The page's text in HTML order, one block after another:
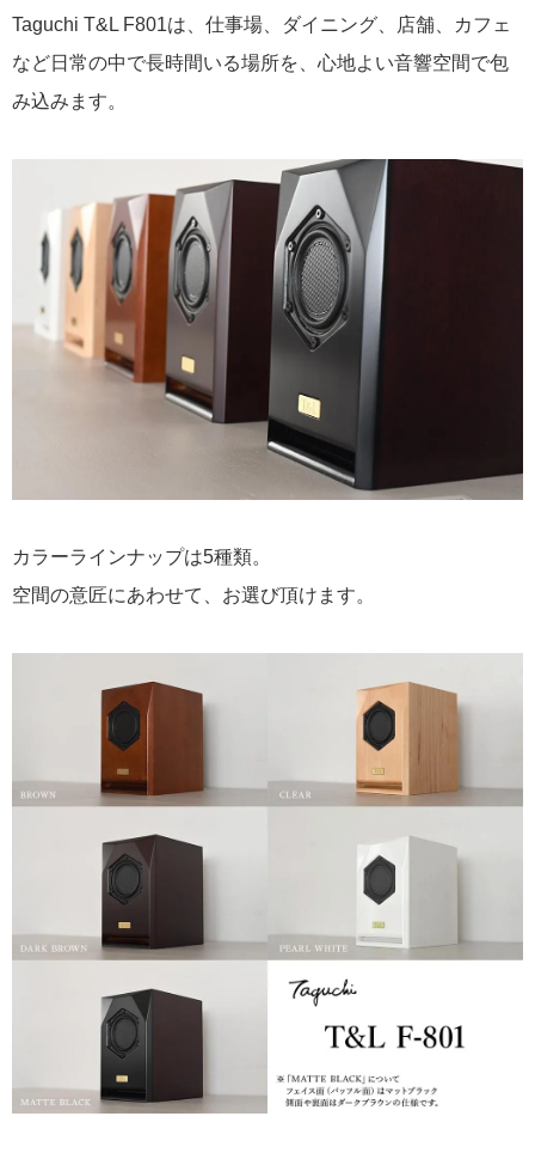
Taguchi T&L F801は、仕事場、ダイニング、店舗、カフェ
など日常の中で長時間いる場所を、心地よい音響空間で包
み込みます。
カラーラインナップは5種類。
空間の意匠にあわせて、お選び頂けます。